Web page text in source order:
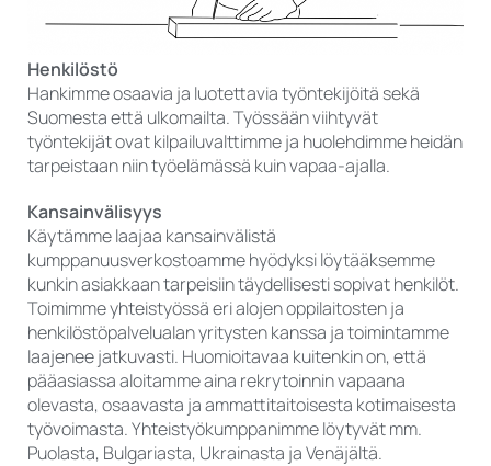
Henkilöstö
Hankimme osaavia ja luotettavia työntekijöitä sekä
Suomesta että ulkomailta. Työssään viihtyvät
työntekijät ovat kilpailuvalttimme ja huolehdimme heidän
tarpeistaan niin työelämässä kuin vapaa-ajalla.
Kansainvälisyys
Käytämme laajaa kansainvälistä
kumppanuusverkostoamme hyödyksi löytääksemme
kunkin asiakkaan tarpeisiin täydellisesti sopivat henkilöt.
Toimimme yhteistyössä eri alojen oppilaitosten ja
henkilöstöpalvelualan yritysten kanssa ja toimintamme
laajenee jatkuvasti. Huomioitavaa kuitenkin on, että
pääasiassa aloitamme aina rekrytoinnin vapaana
olevasta, osaavasta ja ammattitaitoisesta kotimaisesta
työvoimasta. Yhteistyökumppanimme löytyvät mm.
Puolasta, Bulgariasta, Ukrainasta ja Venäjältä.